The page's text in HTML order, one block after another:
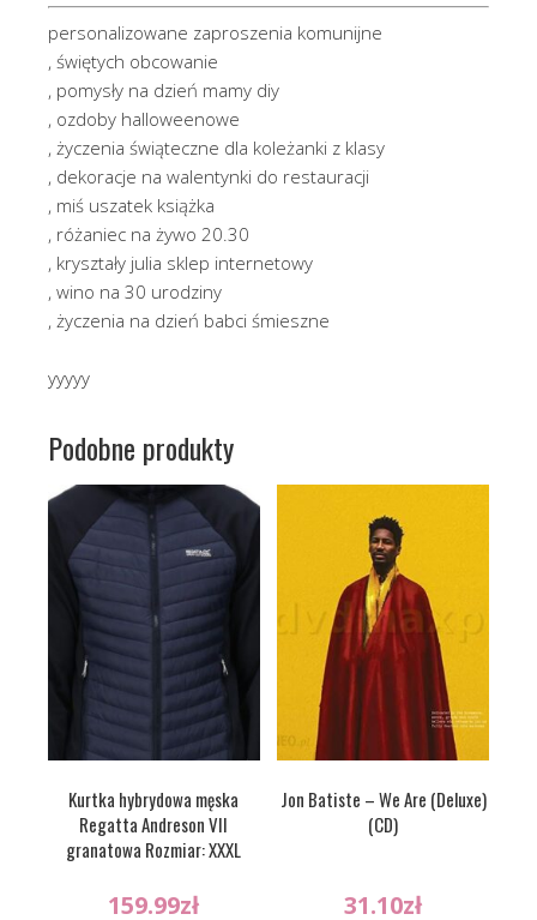
personalizowane zaproszenia komunijne
, świętych obcowanie
, pomysły na dzień mamy diy
, ozdoby halloweenowe
, życzenia świąteczne dla koleżanki z klasy
, dekoracje na walentynki do restauracji
, miś uszatek książka
, różaniec na żywo 20.30
, kryształy julia sklep internetowy
, wino na 30 urodziny
, życzenia na dzień babci śmieszne
yyyyy
Podobne produkty
Kurtka hybrydowa męska
Regatta Andreson VII
granatowa Rozmiar: XXXL
159.99zł
Jon Batiste – We Are (Deluxe)
(CD)
31.10zł